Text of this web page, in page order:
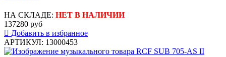
НА СКЛАДЕ: НЕТ В НАЛИЧИИ
137280 руб
Добавить в избранное
АРТИКУЛ: 13000453